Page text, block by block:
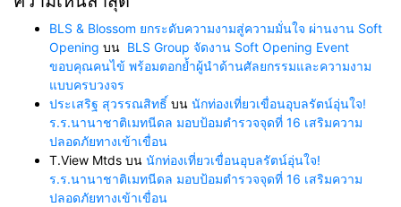
BLS & Blossom ยกระดับความงามสู่ความมั่นใจ ผ่านงาน Soft
Opening บน BLS Group จัดงาน Soft Opening Event
ขอบคุณคนไข้ พร้อมตอกย้ำผู้นำด้านศัลยกรรมและความงาม
แบบครบวงจร
ประเสริฐ สุวรรณสิทธิ์ บน นักท่องเที่ยวเขื่อนอุบลรัตน์อุ่นใจ!
ร.ร.นานาชาติเมทนีดล มอบป้อมตำรวจจุดที่ 16 เสริมความ
ปลอดภัยทางเข้าเขื่อน
T.View Mtds บน นักท่องเที่ยวเขื่อนอุบลรัตน์อุ่นใจ!
ร.ร.นานาชาติเมทนีดล มอบป้อมตำรวจจุดที่ 16 เสริมความ
ปลอดภัยทางเข้าเขื่อน